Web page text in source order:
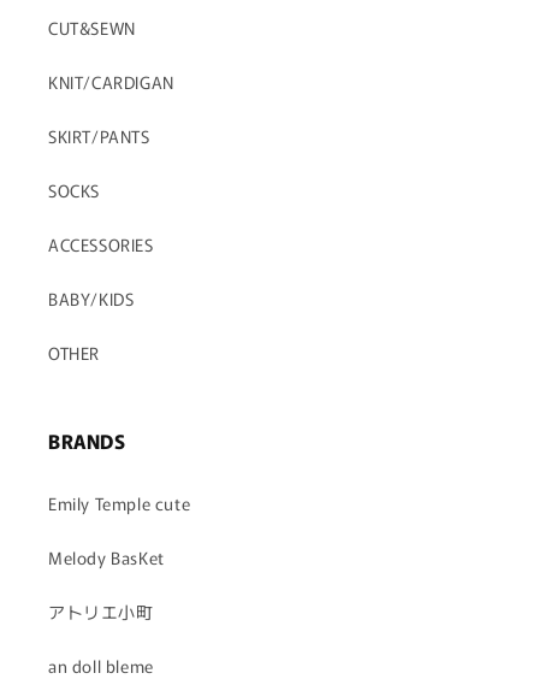
CUT&SEWN
KNIT/CARDIGAN
SKIRT/PANTS
SOCKS
ACCESSORIES
BABY/KIDS
OTHER
BRANDS
Emily Temple cute
Melody BasKet
アトリエ小町
an doll bleme